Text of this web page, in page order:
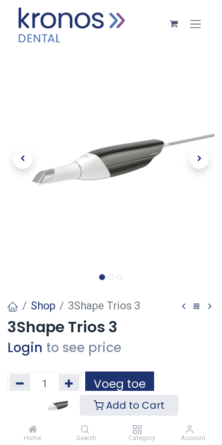
Add to Cart
Home Search Category Account
Shop 3Shape Trios 3
3Shape Trios 3
Login to see price
Voeg toe
Toevoegen aan verlanglijst